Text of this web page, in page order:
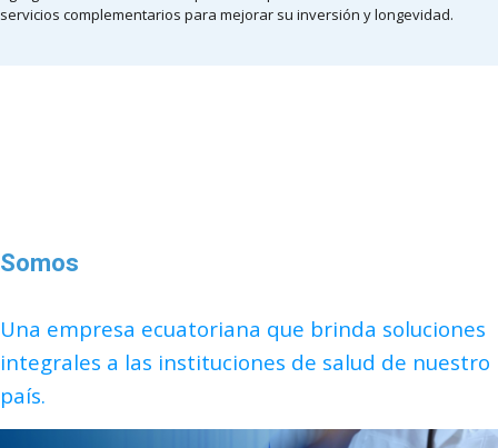
servicios complementarios para mejorar su inversión y longevidad.
Somos
Una empresa ecuatoriana que brinda soluciones
integrales a las instituciones de salud de nuestro
país.